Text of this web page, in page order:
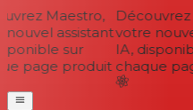
Maestro,
assistant
sur
page produit
Découvrez
votre
IA,
chaque